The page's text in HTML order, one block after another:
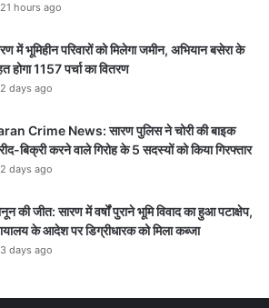
21 hours ago
में भूमिहीन परिवारों को मिलेगा जमीन, अभियान बसेरा के
होगा 1157 पर्चा का वितरण
2 days ago
Crime News: सारण पुलिस ने चोरी की बाइक
बिक्री करने वाले गिरोह के 5 सदस्यों को किया गिरफ्तार
2 days ago
की जीत: सारण में वर्षों पुराने भूमि विवाद का हुआ पटाक्षेप,
के आदेश पर डिग्रीधारक को मिला कब्जा
3 days ago